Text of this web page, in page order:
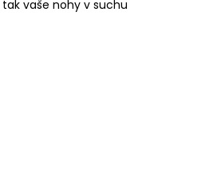
vaše nohy v suchu